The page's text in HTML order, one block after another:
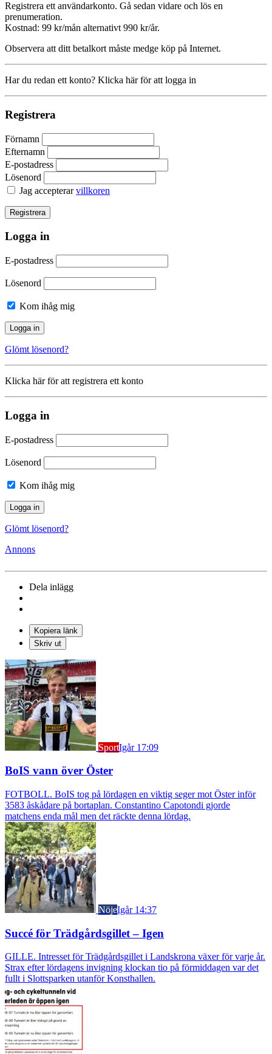
Registrera ett användarkonto. Gå sedan vidare och lös en
prenumeration.
Kostnad: 99 kr/mån alternativt 990 kr/år.
Observera att ditt betalkort måste medge köp på Internet.
Har du redan ett konto? Klicka här för att logga in
Registrera
Förnamn
Efternamn
E-postadress
Lösenord
Jag accepterarvillkoren
Logga in
E-postadress
Lösenord
Kom ihåg mig
Glömt lösenord?
Klicka här för att registrera ett konto
Logga in
E-postadress
Lösenord
Kom ihåg mig
Glömt lösenord?
Annons
Dela inlägg
Kopiera länk
Skriv ut
SportIgår 17:09
BoIS vann över Öster
FOTBOLL. BoIS tog på lördagen en viktig seger mot Öster inför
3583 åskådare på bortaplan. Constantino Capotondi gjorde
matchens enda mål men det räckte denna lördag.
NöjeIgår 14:37
Succé för Trädgårdsgillet – Igen
GILLE. Intresset för Trädgårdsgillet i Landskrona växer för varje år.
Strax efter lördagens invigning klockan tio på förmiddagen var det
fullt i Slottsparken utanför Konsthallen.